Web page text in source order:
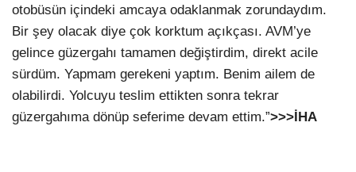
otobüsün içindeki amcaya odaklanmak zorundaydım.
Bir şey olacak diye çok korktum açıkçası. AVM’ye
gelince güzergahı tamamen değiştirdim, direkt acile
sürdüm. Yapmam gerekeni yaptım. Benim ailem de
olabilirdi. Yolcuyu teslim ettikten sonra tekrar
güzergahıma dönüp seferime devam ettim.”>>>İHA